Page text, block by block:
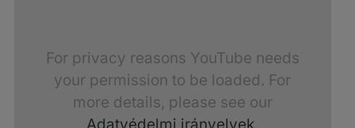
For privacy reasons YouTube needs
your permission to be loaded. For
more details, please see our
Adatvédelmi irányelvek